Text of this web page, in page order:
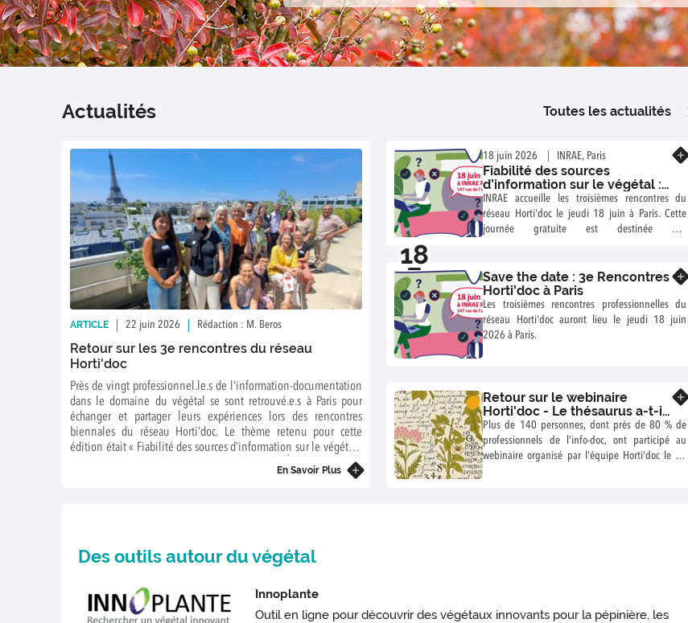
Actualités Toutes les actualités
ARTICLE 22 juin 2026 Rédaction : M. Beros
Retour sur les 3e rencontres du réseau
Horti'doc
Près de vingt professionnel.le.s de l'information-documentation
dans le domaine du végétal se sont retrouvé.e.s à Paris pour
échanger et partager leurs expériences lors des rencontres
biennales du réseau Horti’doc. Le thème retenu pour cette
édition était « Fiabilité des sources d’information sur le végétal :
comment trier le bon grain de l’ivraie ? Évaluer, vérifier,
En Savoir Plus
18
06
18 juin 2026 INRAE, Paris
Fiabilité des sources
d’information sur le végétal :
comment trier le bon grain de
l’ivraie ? Évaluer, vérifier,
transmettre
INRAE accueille les troisièmes rencontres du
réseau Horti'doc le jeudi 18 juin à Paris. Cette
journée gratuite est destinée aux
l'horticulture ornementale, le paysage et plus
largement le végétal. Le thème retenu pour ces
rencontres est l'évaluation de la fiabilité des
sources d’information.
Save the date : 3e Rencontres
Horti'doc à Paris
Les troisièmes rencontres professionnelles du
réseau Horti'doc auront lieu le jeudi 18 juin
2026 à Paris.
Retour sur le webinaire
Horti'doc - Le thésaurus a-t-il
encore du sens dans un
monde d'IA ?
Plus de 140 personnes, dont près de 80 % de
professionnels de l'info-doc, ont participé au
webinaire organisé par l'équipe Horti'doc le 18
Des outils autour du végétal
Innoplante
Outil en ligne pour découvrir des végétaux innovants pour la pépinière, les